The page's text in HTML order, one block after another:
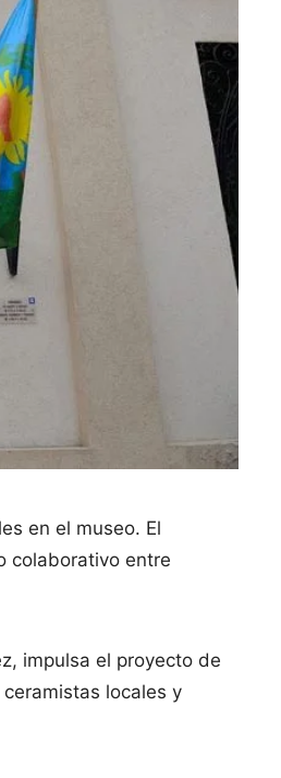
en el museo. El
colaborativo entre
impulsa el proyecto de
locales y